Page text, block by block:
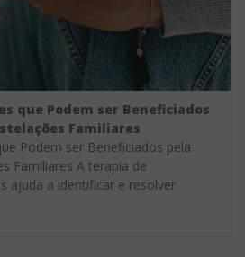
que Podem ser Beneficiados
Familiares
Podem ser Beneficiados pela
Familiares A terapia de
ajuda a identificar e resolver